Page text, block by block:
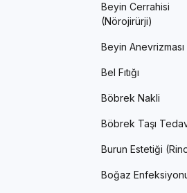
Beyin Cerrahisi
(Nörojirürji)
Beyin Anevrizması
Bel Fıtığı
Böbrek Nakli
Böbrek Taşı
Burun Estetiği
Boğaz